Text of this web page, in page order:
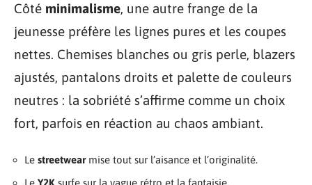
Côté minimalisme, une autre frange de la
jeunesse préfère les lignes pures et les coupes
nettes. Chemises blanches ou gris perle, blazers
ajustés, pantalons droits et palette de couleurs
neutres : la sobriété s’affirme comme un choix
fort, parfois en réaction au chaos ambiant.
Le streetwearmise tout sur l’aisance et l’originalité.
Le Y2K surfe sur la vague rétro et la fantaisie.